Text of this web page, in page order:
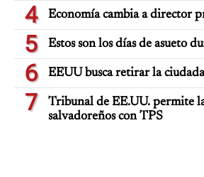
4 Economía cambia a director
5 Estos son los días de asueto
6 EEUU busca retirar la
7
Tribunal de EE.UU. permite
salvadoreños con TPS